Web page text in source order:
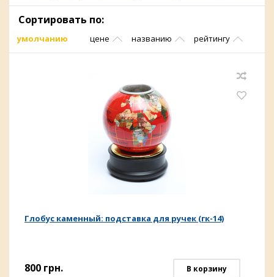
Сортировать по:
умолчанию цене названию рейтингу
Глобус каменный: подставка для ручек (гк-14)
800 грн. В корзину